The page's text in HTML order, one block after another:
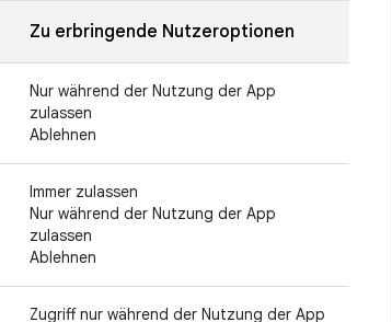
Zu erbringende Nutzeroptionen
Nur während der Nutzung der App
zulassen
Ablehnen
Immer zulassen
Nur während der Nutzung der App
zulassen
Ablehnen
Zugriff nur während der Nutzung der App